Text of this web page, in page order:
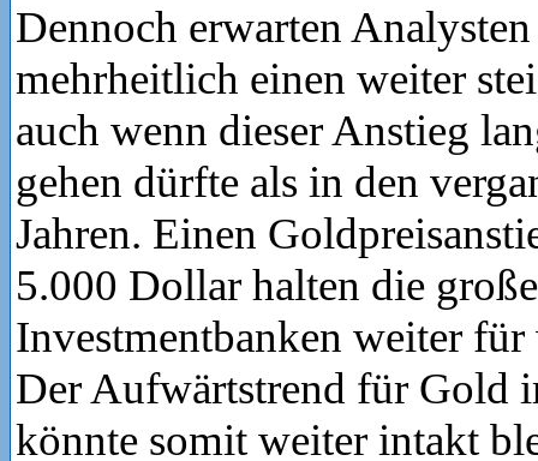
Dennoch erwarten
mehrheitlich einen weiter
auch wenn dieser Anstieg
gehen dürfte als in den
Jahren. Einen
5.000 Dollar halten die
Investmentbanken weiter
Der Aufwärtstrend für Gold
könnte somit weiter intakt